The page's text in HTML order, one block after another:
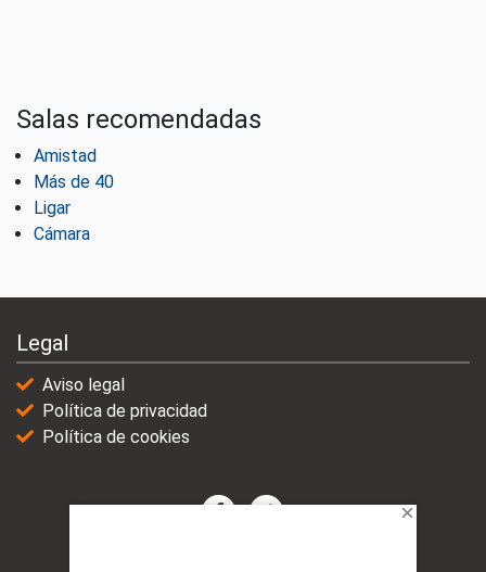
Salas recomendadas
Amistad
Más de 40
Ligar
Cámara
Legal
Aviso legal
Política de privacidad
Política de cookies